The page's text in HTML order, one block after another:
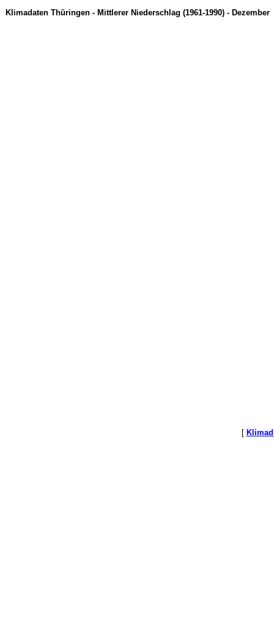
Klimadaten Thüringen - Mittlerer Niederschlag (1961-1990) - Dezember
[